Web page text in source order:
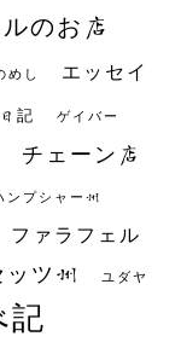
のお店
めし エッセイ
記 ゲイバー
チェーン店
ンプシャー州
ファラフェル
ッツ州 ユダヤ
記